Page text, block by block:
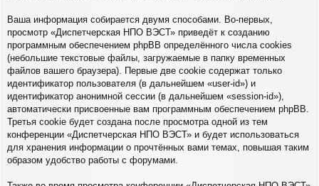
Ваша информация собирается двумя способами. Во-первых,
просмотр «Диспетчерская НПО ВЭСТ» приведёт к созданию
программным обеспечением phpBB определённого числа cookies
(небольшие текстовые файлы, загружаемые в папку временных
файлов вашего браузера). Первые две cookie содержат только
идентификатор пользователя (в дальнейшем «user-id») и
идентификатор анонимной сессии (в дальнейшем «session-id»),
автоматически присвоенные вам программным обеспечением phpBB.
Третья cookie будет создана после просмотра одной из тем
конференции «Диспетчерская НПО ВЭСТ» и будет использоваться
для хранения информации о прочтённых вами темах, повышая таким
образом удобство работы с форумами.